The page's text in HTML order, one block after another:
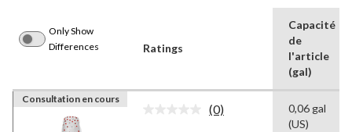
Only Show
Differences
Ratings
Capacité
de
l'article
(gal)
Consultation en cours
Aucune
(0)
0,06 gal
(US)